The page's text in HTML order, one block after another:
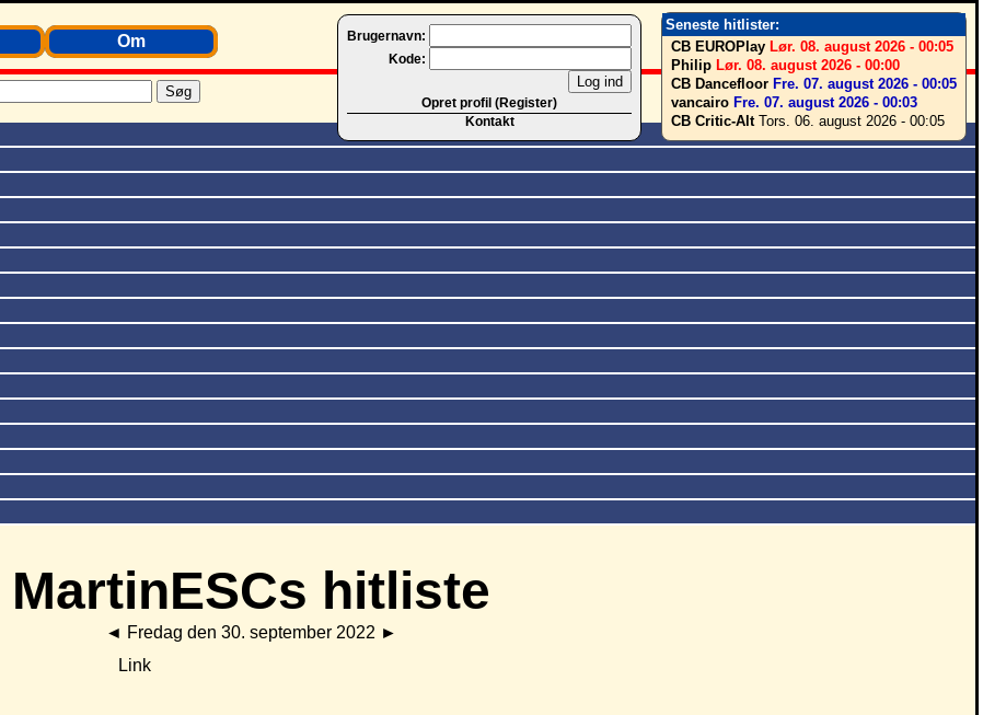
Seneste hitlister:
CB EUROPlay Lør. 08. august 2026 - 00:05
Philip Lør. 08. august 2026 - 00:00
CB Dancefloor Fre. 07. august 2026 - 00:05
vancairo Fre. 07. august 2026 - 00:03
CB Critic-AltTors. 06. august 2026 - 00:05
Brugernavn:
Kode:
Opret profil (Register)
Kontakt
Om
MartinESCs hitliste
◄ Fredag den 30. september 2022 ►
Link